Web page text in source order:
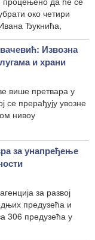
око четири
Ђукнића,
Извозна
и храни
више претвара у
се прерађују увозне
нивоу
за унапређење
за развој
предузећа и
306 предузећа у